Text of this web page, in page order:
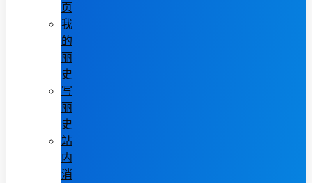
页
我
的
丽
史
写
丽
史
站
内
消